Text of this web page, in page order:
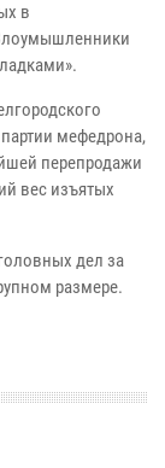
в
мефедрона,
перепродажи
вес изъятых
дел за
размере.